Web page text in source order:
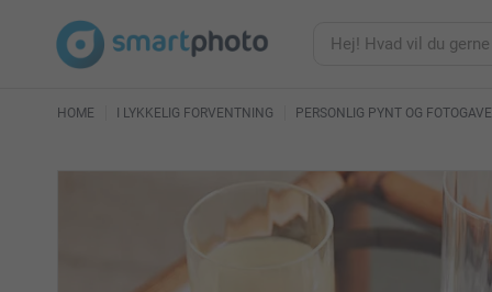
HOME I LYKKELIG FORVENTNING PERSONLIG PYNT OG